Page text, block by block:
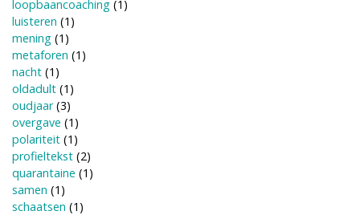
loopbaancoaching (1)
luisteren (1)
mening (1)
metaforen (1)
nacht (1)
oldadult (1)
oudjaar(3)
overgave (1)
polariteit (1)
profieltekst (2)
quarantaine (1)
samen (1)
schaatsen (1)